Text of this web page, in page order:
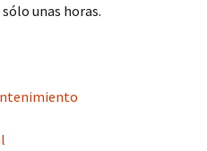
unas horas.